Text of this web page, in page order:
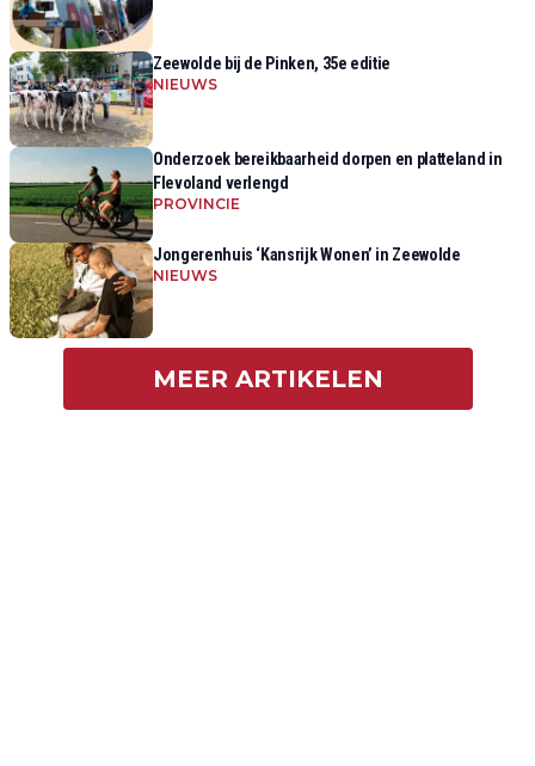
Zeewolde bij de Pinken, 35e editie
NIEUWS
Onderzoek bereikbaarheid dorpen en platteland in
Flevoland verlengd
PROVINCIE
Jongerenhuis ‘Kansrijk Wonen’ in Zeewolde
NIEUWS
MEER ARTIKELEN